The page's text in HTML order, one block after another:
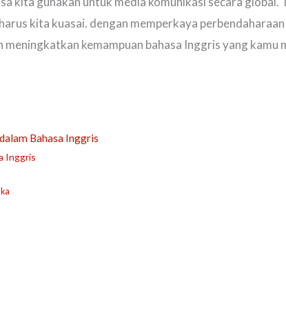
kita kuasai. dengan memperkaya
kemampuan bahasa Inggris yang kamu
Bahasa Inggris
Inggris